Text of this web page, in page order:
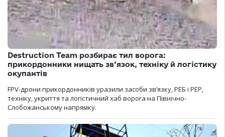
Destruction Team розбирає тил ворога:
прикордонники нищать зв’язок, техніку й логістику
окупантів
FPV-дрони прикордонників уразили засоби зв’язку, РЕБ і РЕР,
техніку, укриття та логістичний хаб ворога на Північно-
Слобожанському напрямку.